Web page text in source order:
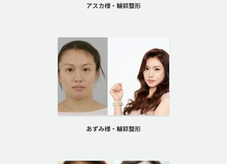
アスカ様・輪郭整形
あずみ様・輪郭整形